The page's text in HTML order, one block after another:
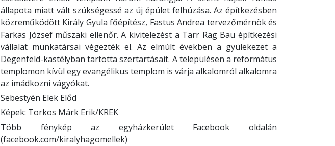
állapota miatt vált szükségessé az új épület felhúzása. Az építkezésben
közreműködött Király Gyula főépítész, Fastus Andrea tervezőmérnök és
Farkas József műszaki ellenőr. A kivitelezést a Tarr Rag Bau építkezési
vállalat munkatársai végezték el. Az elmúlt években a gyülekezet a
Degenfeld-kastélyban tartotta szertartásait. A településen a református
templomon kívül egy evangélikus templom is várja alkalomról alkalomra
az imádkozni vágyókat.
Sebestyén Elek Előd
Képek: Torkos Márk Erik/KREK
Több fénykép az egyházkerület Facebook oldalán
(facebook.com/kiralyhagomellek)